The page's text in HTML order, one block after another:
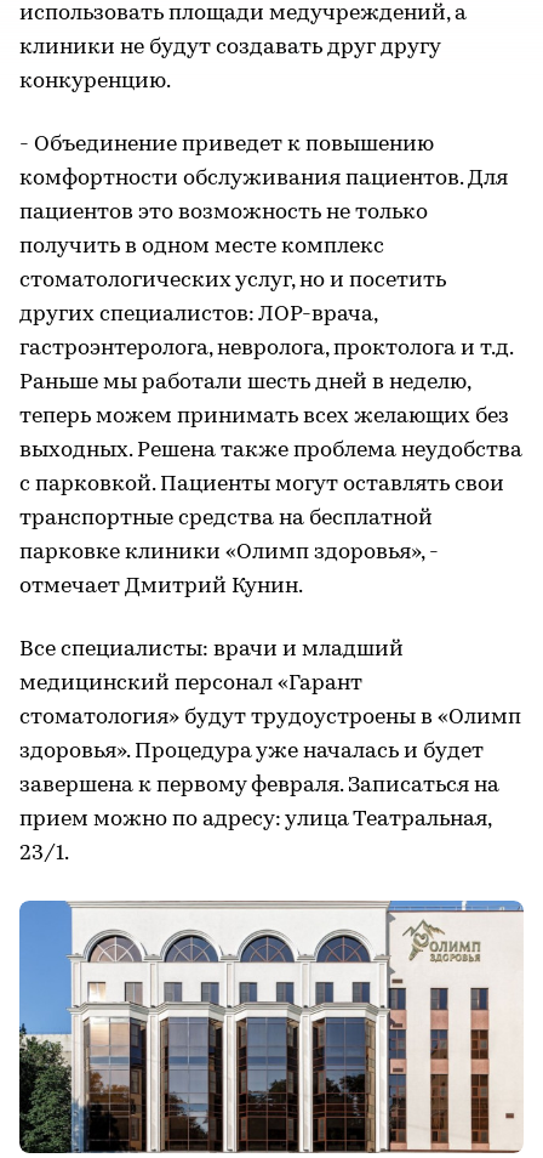
использовать площади медучреждений, а
клиники не будут создавать друг другу
конкуренцию.
- Объединение приведет к повышению
комфортности обслуживания пациентов. Для
пациентов это возможность не только
получить в одном месте комплекс
стоматологических услуг, но и посетить
других специалистов: ЛОР-врача,
гастроэнтеролога, невролога, проктолога и т.д.
Раньше мы работали шесть дней в неделю,
теперь можем принимать всех желающих без
выходных. Решена также проблема неудобства
с парковкой. Пациенты могут оставлять свои
транспортные средства на бесплатной
парковке клиники «Олимп здоровья», -
отмечает Дмитрий Кунин.
Все специалисты: врачи и младший
медицинский персонал «Гарант
стоматология» будут трудоустроены в «Олимп
здоровья». Процедура уже началась и будет
завершена к первому февраля. Записаться на
прием можно по адресу: улица Театральная,
23/1.